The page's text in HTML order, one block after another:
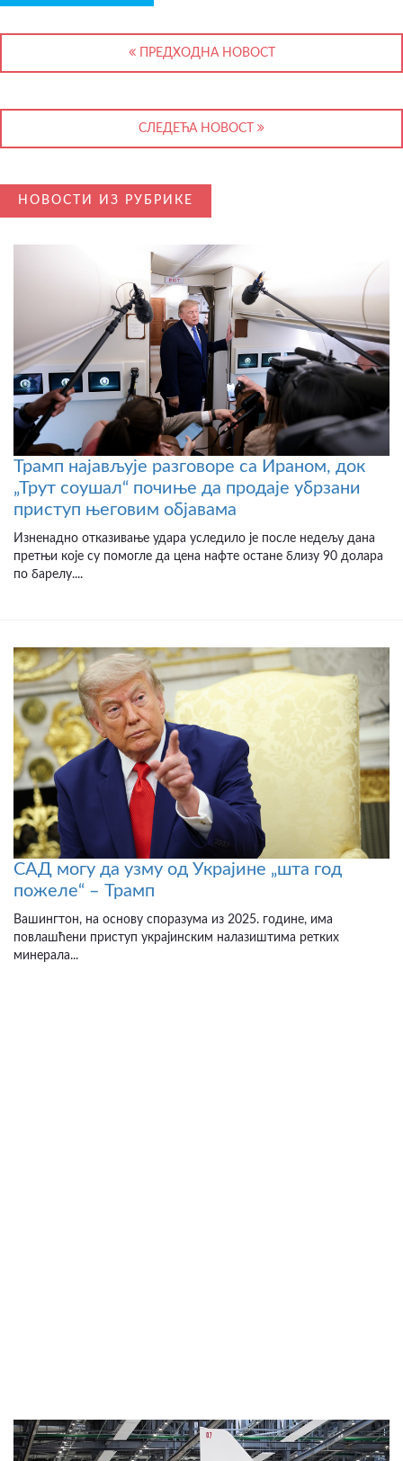
ПРЕДХОДНА НОВОСТ
СЛЕДЕЋА НОВОСТ
НОВОСТИ ИЗ РУБРИКЕ
Трамп најављује разговоре са Ираном, док
„Трут соушал“ почиње да продаје убрзани
приступ његовим објавама
Изненадно отказивање удара уследило је после недељу дана
претњи које су помогле да цена нафте остане близу 90 долара
по барелу....
САД могу да узму од Украјине „шта год
пожеле“ – Трамп
Вашингтон, на основу споразума из 2025. године, има
повлашћени приступ украјинским налазиштима ретких
минерала...